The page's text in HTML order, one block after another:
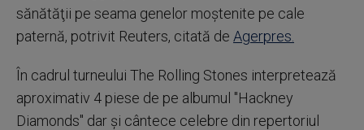
sănătăţii pe seama genelor moştenite pe cale
paternă, potrivit Reuters, citată de Agerpres.
În cadrul turneului The Rolling Stones interpretează
aproximativ 4 piese de pe albumul "Hackney
Diamonds" dar şi cântece celebre din repertoriul